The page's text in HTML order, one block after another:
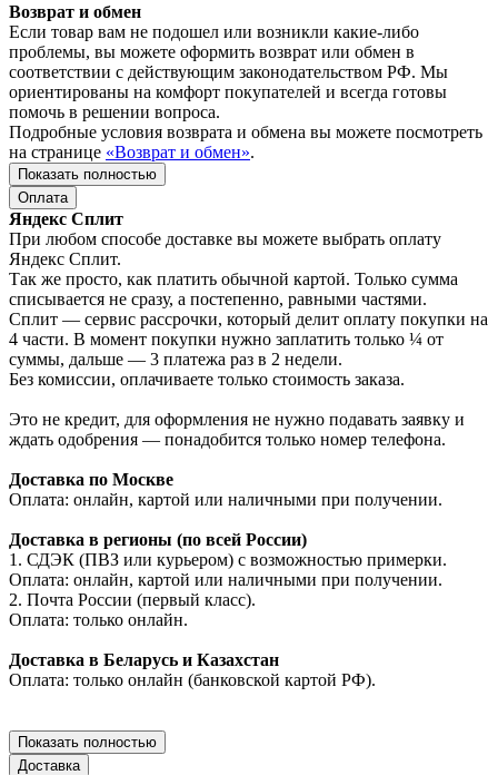
Возврат и обмен
Если товар вам не подошел или возникли какие-либо
проблемы, вы можете оформить возврат или обмен в
соответствии с действующим законодательством РФ. Мы
ориентированы на комфорт покупателей и всегда готовы
помочь в решении вопроса.
Подробные условия возврата и обмена вы можете посмотреть
на странице «Возврат и обмен».
Показать полностью
Оплата
Яндекс Сплит
При любом способе доставке вы можете выбрать оплату
Яндекс Сплит.
Так же просто, как платить обычной картой. Только сумма
списывается не сразу, а постепенно, равными частями.
Сплит — сервис рассрочки, который делит оплату покупки на
4 части. В момент покупки нужно заплатить только ¼ от
суммы, дальше — 3 платежа раз в 2 недели.
Без комиссии, оплачиваете только стоимость заказа.
Это не кредит, для оформления не нужно подавать заявку и
ждать одобрения — понадобится только номер телефона.
Доставка по Москве
Оплата: онлайн, картой или наличными при получении.
Доставка в регионы (по всей России)
1. СДЭК (ПВЗ или курьером) с возможностью примерки.
Оплата: онлайн, картой или наличными при получении.
2. Почта России (первый класс).
Оплата: только онлайн.
Доставка в Беларусь и Казахстан
Оплата: только онлайн (банковской картой РФ).
Показать полностью
Доставка